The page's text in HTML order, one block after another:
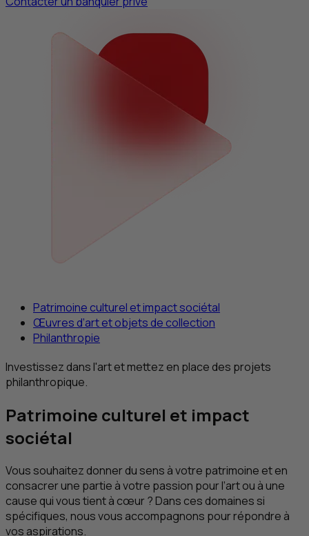
Patrimoine culturel et impact sociétal
Œuvres d’art et objets de collection
Philanthropie
Investissez dans l'art et mettez en place des projets
philanthropique.
Patrimoine culturel et impact
sociétal
Vous souhaitez donner du sens à votre patrimoine et en
consacrer une partie à votre passion pour l’art ou à une
cause qui vous tient à cœur ? Dans ces domaines si
spécifiques, nous vous accompagnons pour répondre à
vos aspirations.